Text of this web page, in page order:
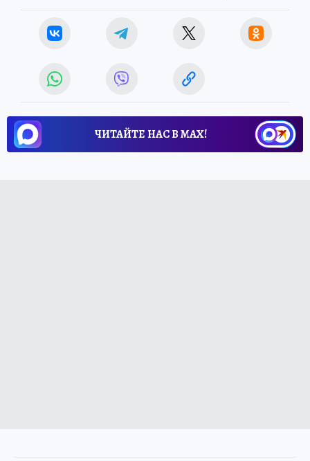
ЧИТАЙТЕ НАС В МАХ!